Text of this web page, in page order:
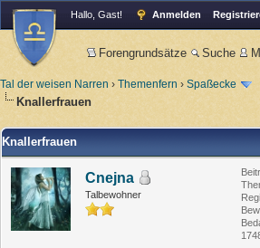
Hallo, Gast! Anmelden
Forengrundsätze Suche
Tal der weisen Narren › Themenfern › Spaßecke
Knallerfrauen
Knallerfrauen
Cnejna
Talbewohner